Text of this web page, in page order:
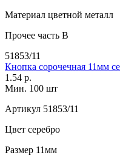
Материал цветной металл
Прочее часть B
51853/11
Кнопка сорочечная 11мм
1.54 р.
Мин. 100 шт
Артикул 51853/11
Цвет серебро
Размер 11мм